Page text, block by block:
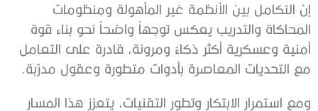
إن التكامل بين الأنظمة غير المأهولة ومنظومات
المحاكاة والتدريب يعكس توجهاً واضحاً نحو بناء قوة
أمنية وعسكرية أكثر ذكاءً ومرونة، قادرة على التعامل
مع التحديات المعاصرة بأدوات متطورة وعقول مدرّبة.
ومع استمرار الابتكار وتطور التقنيات، يتعزز هذا المسار